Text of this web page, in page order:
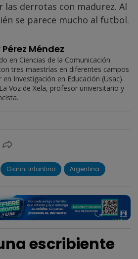
las derrotas con madurez. Al
se parece mucho al futbol.
Méndez
en Ciencias de la Comunicación
tres maestrías en diferentes campos
Investigación en Educación (Usac).
Voz de Xela, profesor universitario y
Gianni Infantino Argentina
escribiente